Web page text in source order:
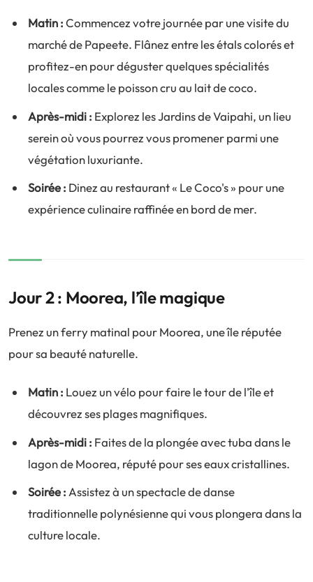
Matin :Commencez votre journée par une visite du
marché de Papeete. Flânez entre les étals colorés et
profitez-en pour déguster quelques spécialités
locales comme le poisson cru au lait de coco.
Après-midi : Explorez les Jardins de Vaipahi, un lieu
serein où vous pourrez vous promener parmi une
végétation luxuriante.
Soirée : Dinez au restaurant « Le Coco's » pour une
expérience culinaire raffinée en bord de mer.
Jour 2 : Moorea, l’île magique
Prenez un ferry matinal pour Moorea, une île réputée
pour sa beauté naturelle.
Matin : Louez un vélo pour faire le tour de l'île et
découvrez ses plages magnifiques.
Après-midi : Faites de la plongée avec tuba dans le
lagon de Moorea, réputé pour ses eaux cristallines.
Soirée :Assistez à un spectacle de danse
traditionnelle polynésienne qui vous plongera dans la
culture locale.